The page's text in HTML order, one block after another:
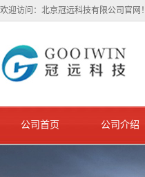
欢迎访问：北京冠远科技有限公司官网！
公司首页 公司介绍